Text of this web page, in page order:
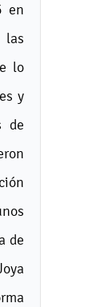
en
lo
y
de
de